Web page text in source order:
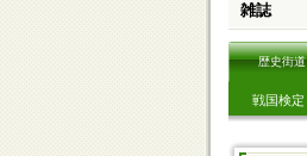
雑誌
歴史街道
戦国検定